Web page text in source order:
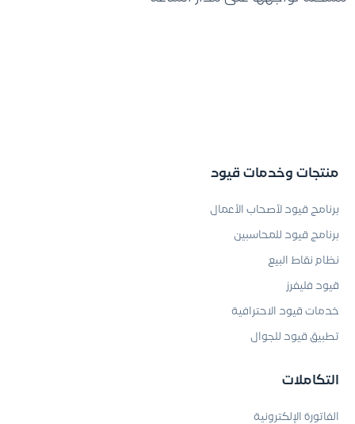
منتجات وخدمات قيود
برنامج قيود لأصحاب الأعمال
برنامج قيود للمحاسبين
نظام نقاط البيع
قيود فليفرز
خدمات قيود الاحترافية
تطبيق قيود للجوال
التكاملات
الفاتورة الإلكترونية